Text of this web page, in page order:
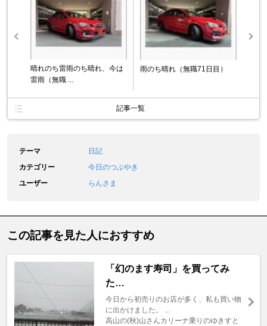
晴れのち雷雨のち晴れ、今は
雷雨（無職 ...
雨のち晴れ（無職71日目）
記事一覧
テーマ
日記
カテゴリー
今日のつぶやき
ユーザー
らんさま
この記事を見た人におすすめ
「幻のます寿司」を買ってみ
た…
今日から初売りのお店が多く、私も買い物
に出かけました。 ...
高山の(秋)山さんカリーナ乗りのゆきすと